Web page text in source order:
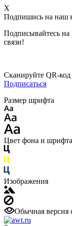
X
Подпишись на наш
Подписывайтесь на
связи!
Сканируйте QR-
Подписаться
Размер шрифта
Цвет фона и шрифта
Изображения
Обычная версия